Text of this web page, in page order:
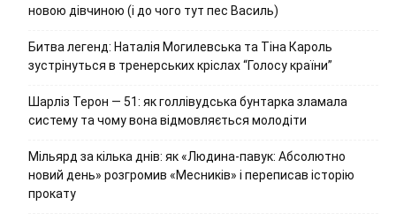
новою дівчиною (і до чого тут пес Василь)
Битва легенд: Наталія Могилевська та Тіна Кароль
зустрінуться в тренерських кріслах “Голосу країни”
Шарліз Терон — 51: як голлівудська бунтарка зламала
систему та чому вона відмовляється молодіти
Мільярд за кілька днів: як «Людина-павук: Абсолютно
новий день» розгромив «Месників» і переписав історію
прокату